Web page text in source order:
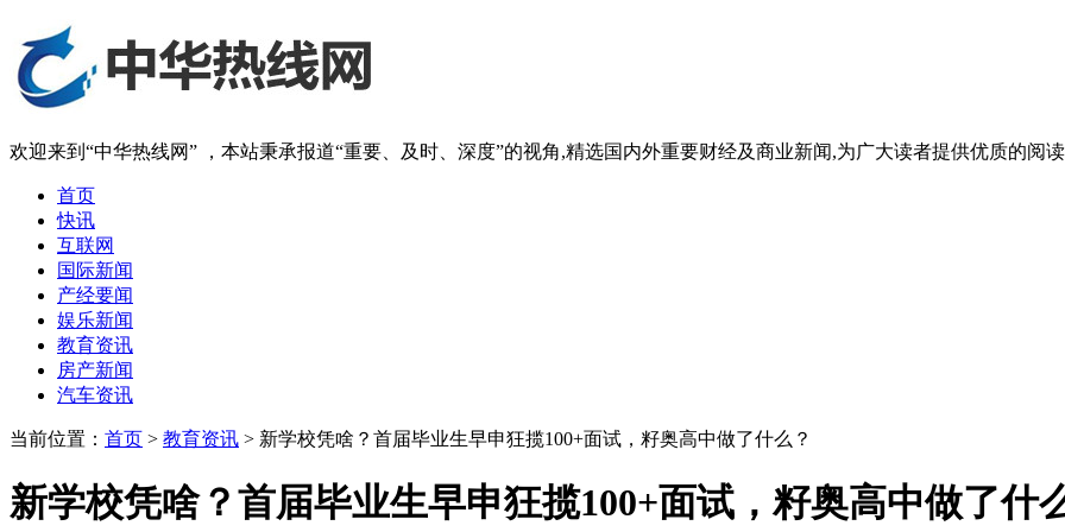
欢迎来到“中华热线网” ，本站秉承报道“重要、及时、深度”的视角,精选国内外重要财经及商业新闻,为广大读者提供优质的阅读
首页
快讯
互联网
国际新闻
产经要闻
娱乐新闻
教育资讯
房产新闻
汽车资讯
当前位置： 首页 > 教育资讯 > 新学校凭啥？首届毕业生早申狂揽100+面试，籽奥高中做了什么？
新学校凭啥？首届毕业生早申狂揽100+面试，籽奥高中做了什